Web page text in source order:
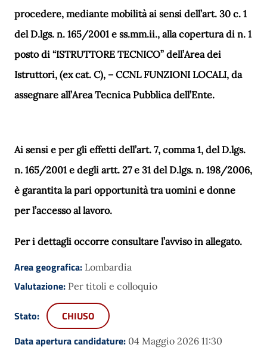
procedere, mediante mobilità ai sensi dell’art. 30 c. 1
delD.lgs. n. 165/2001 e ss.mm.ii., alla copertura di n. 1
posto di “ISTRUTTORE TECNICO” dell’Area dei
Istruttori, (ex cat. C), – CCNL FUNZIONI LOCALI, da
assegnare all’Area Tecnica Pubblica dell’Ente.
Ai sensi e per gli effetti dell’art. 7, comma 1, del D.lgs.
n. 165/2001 e degli artt. 27 e 31 del D.lgs. n. 198/2006,
è garantita la pari opportunità tra uomini e donne
per l’accesso al lavoro.
Per i dettagli occorre consultare l’avviso in allegato.
Area geografica: Lombardia
Valutazione: Per titoli e colloquio
Stato:
CHIUSO
Data apertura candidature: 04 Maggio 2026 11:30